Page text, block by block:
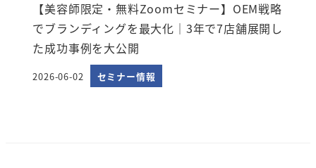
【美容師限定・無料Zoomセミナー】OEM戦略
でブランディングを最大化｜3年で7店舗展開し
た成功事例を大公開
投稿日
2026-06-02 セミナー情報